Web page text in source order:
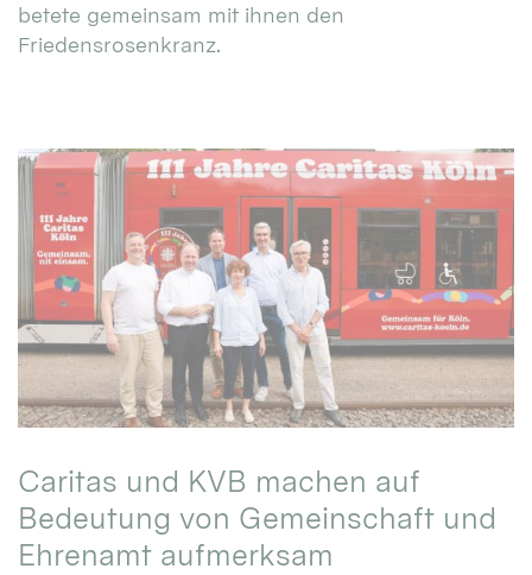
betete gemeinsam mit ihnen den
Friedensrosenkranz.
Caritas und KVB machen auf
Bedeutung von Gemeinschaft und
Ehrenamt aufmerksam